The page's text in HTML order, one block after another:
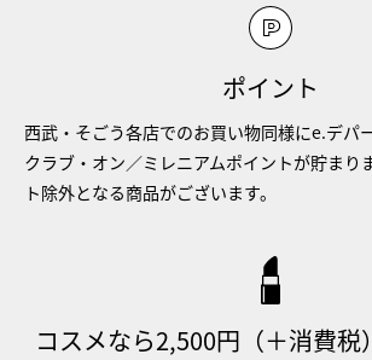
ポイント
西武・そごう各店でのお買い物同様にe.デパ
クラブ・オン／ミレニアムポイントが貯ま
ト除外となる商品がございます。
コスメなら2,500円（＋消費税